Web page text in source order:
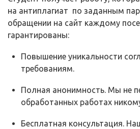
на антиплагиат по заданным
обращении на сайт каждому
гарантированы:
Повышение уникальности
требованиям.
Полная анонимность. Мы не
обработанных работах
Бесплатная консультация.